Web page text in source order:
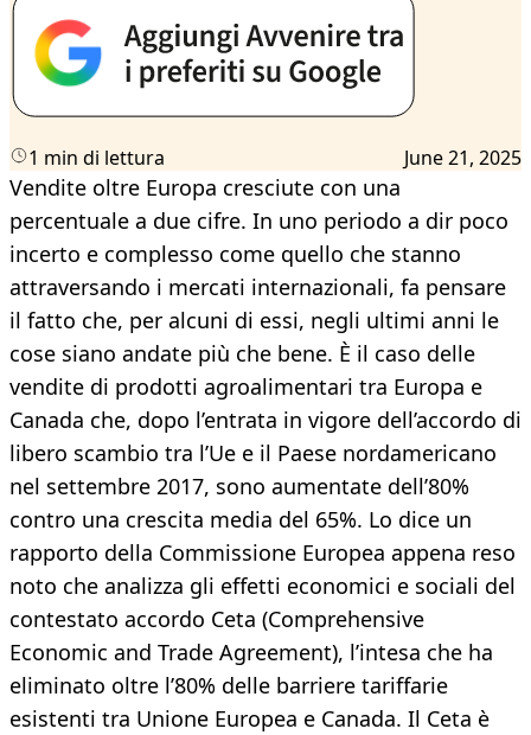
1 min di lettura June 21, 2025
Vendite oltre Europa cresciute con una
percentuale a due cifre. In uno periodo a dir poco
incerto e complesso come quello che stanno
attraversando i mercati internazionali, fa pensare
il fatto che, per alcuni di essi, negli ultimi anni le
cose siano andate più che bene. È il caso delle
vendite di prodotti agroalimentari tra Europa e
Canada che, dopo l’entrata in vigore dell’accordo di
libero scambio tra l’Ue e il Paese nordamericano
nel settembre 2017, sono aumentate dell’80%
contro una crescita media del 65%. Lo dice un
rapporto della Commissione Europea appena reso
noto che analizza gli effetti economici e sociali del
contestato accordo Ceta (Comprehensive
Economic and Trade Agreement), l’intesa che ha
eliminato oltre l’80% delle barriere tariffarie
esistenti tra Unione Europea e Canada. Il Ceta è